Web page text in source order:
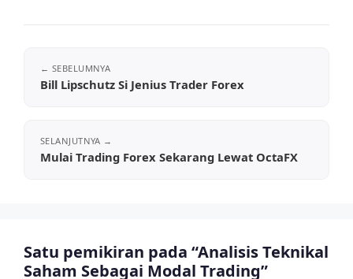
Bill Lipschutz Si Jenius Trader Forex
Mulai Trading Forex Sekarang Lewat OctaFX
Satu pemikiran pada “Analisis Teknikal
Saham Sebagai Modal Trading”